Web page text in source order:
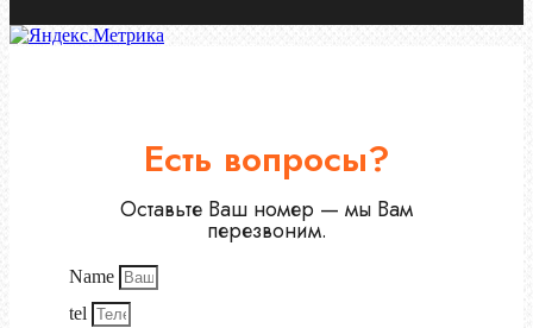
Есть вопросы?
Оставьте Ваш номер — мы Вам
перезвоним.
Name
tel